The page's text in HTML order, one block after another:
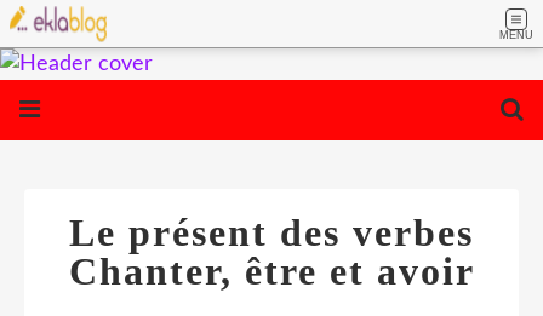
MENU
Le présent des verbes
Chanter, être et avoir